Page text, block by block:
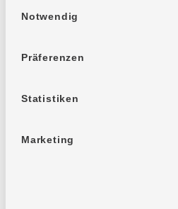
Notwendig
Präferenzen
Statistiken
Marketing